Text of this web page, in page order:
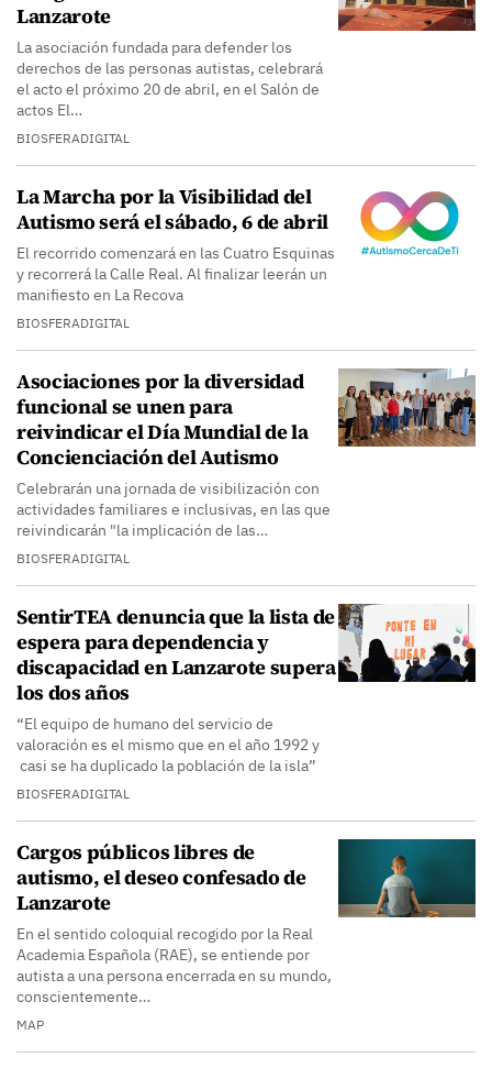
Lanzarote
La asociación fundada para defender los
derechos de las personas autistas, celebrará
el acto el próximo 20 de abril, en el Salón de
actos El…
BIOSFERADIGITAL
La Marcha por la Visibilidad del
Autismo será el sábado, 6 de abril
El recorrido comenzará en las Cuatro Esquinas
y recorrerá la Calle Real. Al finalizar leerán un
manifiesto en La Recova
BIOSFERADIGITAL
Asociaciones por la diversidad
funcional se unen para
reivindicar el Día Mundial de la
Concienciación del Autismo
Celebrarán una jornada de visibilización con
actividades familiares e inclusivas, en las que
reivindicarán "la implicación de las…
BIOSFERADIGITAL
SentirTEA denuncia que la lista de
espera para dependencia y
discapacidad en Lanzarote supera
los dos años
“El equipo de humano del servicio de
valoración es el mismo que en el año 1992 y
casi se ha duplicado la población de la isla”
BIOSFERADIGITAL
Cargos públicos libres de
autismo, el deseo confesado de
Lanzarote
En el sentido coloquial recogido por la Real
Academia Española (RAE), se entiende por
autista a una persona encerrada en su mundo,
conscientemente…
MAP